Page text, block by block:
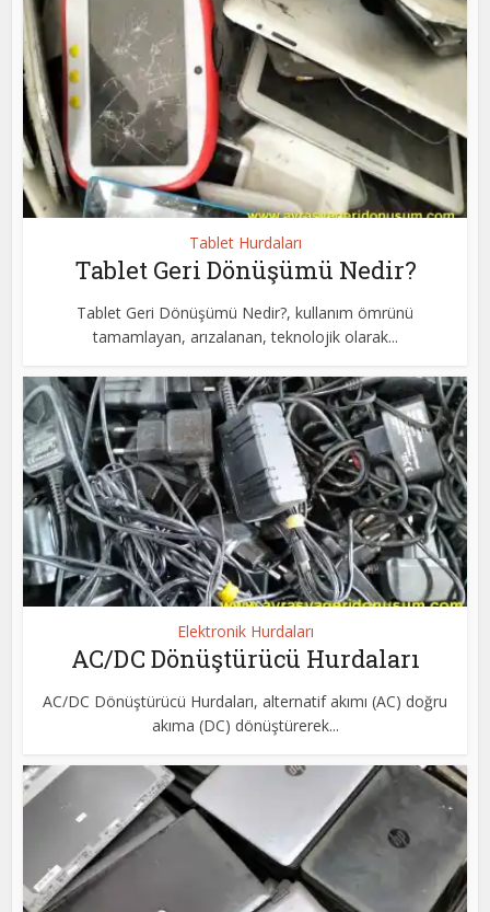
Tablet Hurdaları
Tablet Geri Dönüşümü Nedir?
Tablet Geri Dönüşümü Nedir?, kullanım ömrünü
tamamlayan, arızalanan, teknolojik olarak...
Elektronik Hurdaları
AC/DC Dönüştürücü Hurdaları
AC/DC Dönüştürücü Hurdaları, alternatif akımı (AC) doğru
akıma (DC) dönüştürerek...